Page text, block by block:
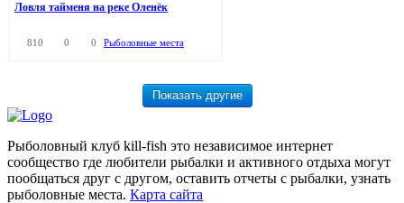
Ловля тайменя на реке Оленёк
810 0 0 Рыболовные места
Рыболовный клуб kill-fish это независимое интернет
сообщество где любители рыбалки и активного отдыха могут
пообщаться друг с другом, оставить отчеты с рыбалки, узнать
рыболовные места. Карта сайта